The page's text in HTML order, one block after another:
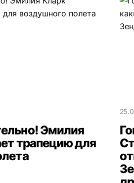
Эмилия
трапецию для